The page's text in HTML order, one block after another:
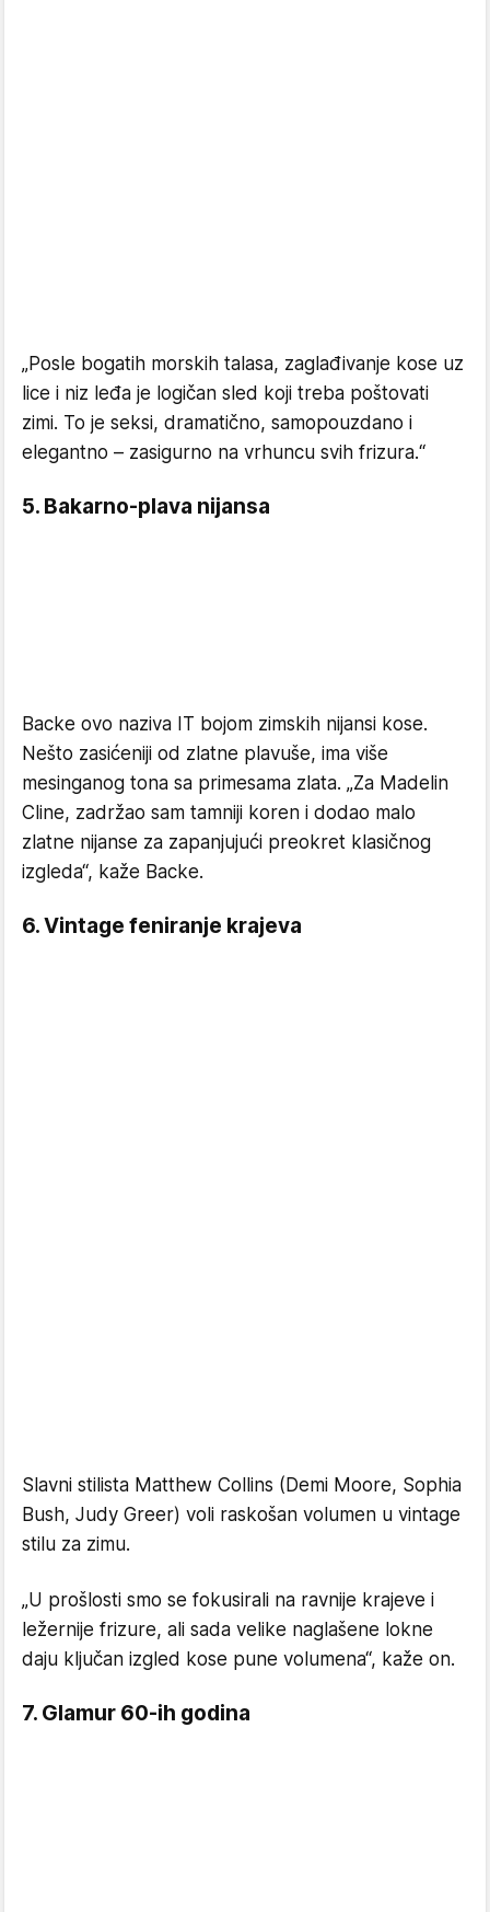
„Posle bogatih morskih talasa, zaglađivanje kose uz
lice i niz leđa je logičan sled koji treba poštovati
zimi. To je seksi, dramatično, samopouzdano i
elegantno – zasigurno na vrhuncu svih frizura.“
5. Bakarno-plava nijansa
Backe ovo naziva IT bojom zimskih nijansi kose.
Nešto zasićeniji od zlatne plavuše, ima više
mesinganog tona sa primesama zlata. „Za Madelin
Cline, zadržao sam tamniji koren i dodao malo
zlatne nijanse za zapanjujući preokret klasičnog
izgleda“, kaže Backe.
6. Vintage feniranje krajeva
Slavni stilista Matthew Collins (Demi Moore, Sophia
Bush, Judy Greer) voli raskošan volumen u vintage
stilu za zimu.
„U prošlosti smo se fokusirali na ravnije krajeve i
ležernije frizure, ali sada velike naglašene lokne
daju ključan izgled kose pune volumena“, kaže on.
7. Glamur 60-ih godina